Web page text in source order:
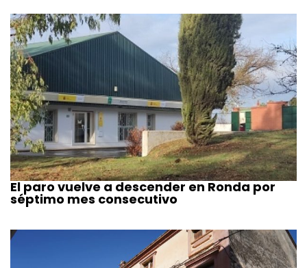
El paro vuelve a descender en Ronda por
séptimo mes consecutivo